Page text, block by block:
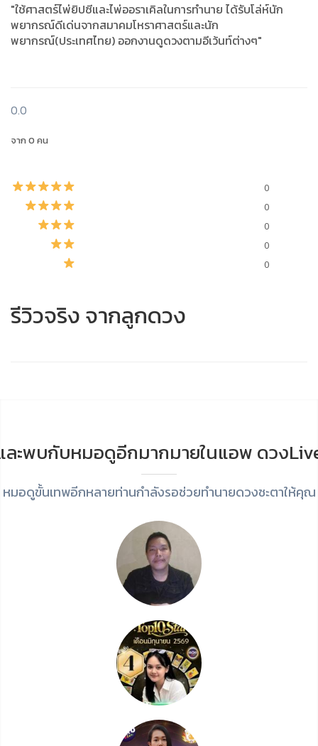
"ใช้ศาสตร์ไพ่ยิปซีและไพ่ออราเคิลในการทำนาย ได้รับโล่ห์นัก
พยากรณ์ดีเด่นจากสมาคมโหราศาสตร์และนัก
พยากรณ์(ประเทศไทย) ออกงานดูดวงตามอีเว้นท์ต่างๆ"
0.0
จาก 0 คน
0
0
0
0
0
รีวิวจริง จากลูกดวง
ละพบกับหมอดูอีกมากมายในแอพ ดวง
หมอดูขั้นเทพอีกหลายท่านกำลังรอช่วยทำนายดวงชะตาให้คุณ